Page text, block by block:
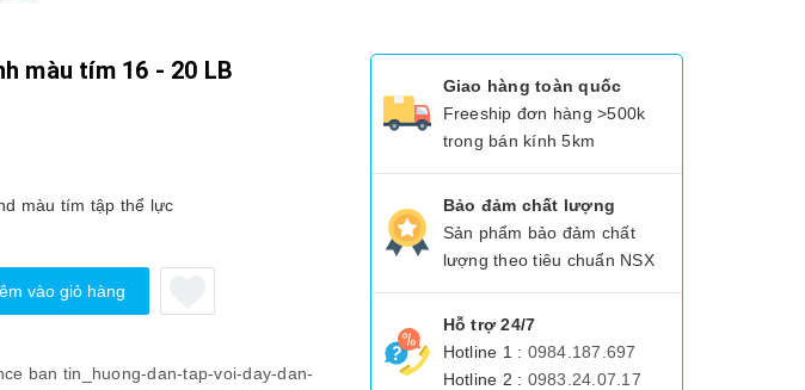
màu tím 16 - 20 LB
màu tím tập thể lực
vào giỏ hàng
ban tin_huong-dan-tap-voi-day-dan-
Giao hàng toàn quốc
Freeship đơn hàng >500k
trong bán kính 5km
Bảo đảm chất lượng
Sản phẩm bảo đảm chất
lượng theo tiêu chuẩn NSX
Hỗ trợ 24/7
Hotline 1 : 0984.187.697
Hotline 2 : 0983.24.07.17